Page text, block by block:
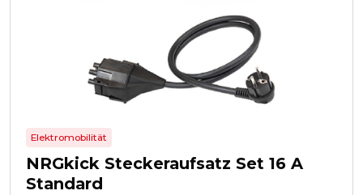
Elektromobilität
NRGkick Steckeraufsatz Set 16 A
Standard